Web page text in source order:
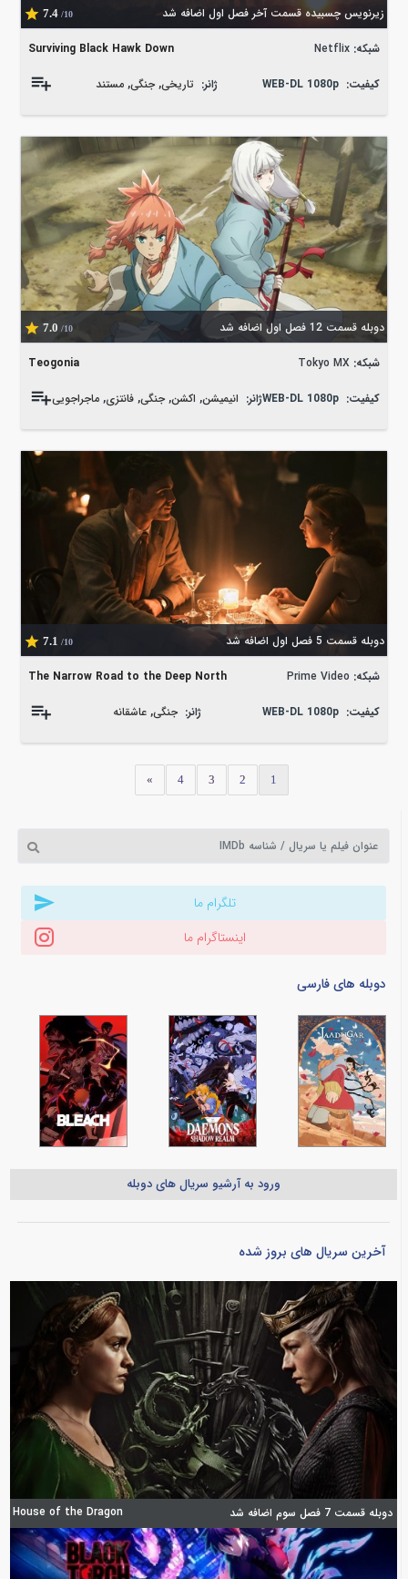
زیرنویس چسبیده قسمت آخر فصل اول اضافه شد 7.4 /10
Surviving Black Hawk Down شبکه: Netflix
کیفیت: WEB-DL 1080p ژانر: تاریخی, جنگی, مستند
دوبله قسمت 12 فصل اول اضافه شد 7.0 /10
Teogonia شبکه: Tokyo MX
کیفیت: WEB-DL 1080pژانر: انیمیشن, اکشن,جنگی,فانتزی,ماجراجویی
دوبله قسمت 5 فصل اول اضافه شد 7.1 /10
The Narrow Road to the Deep North شبکه: Prime Video
کیفیت: WEB-DL 1080p ژانر: جنگی,عاشقانه
1
2
3
4
»
تلگرام ما
اینستاگرام ما
دوبله های فارسی
ورود به آرشیو سریال های دوبله
آخرین سریال های بروز شده
دوبله قسمت 7 فصل سوم اضافه شد House of the Dragon